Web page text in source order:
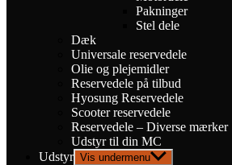
Pakninger
Stel dele
Dæk
Universale reservedele
Olie og plejemidler
Reservedele på tilbud
Hyosung Reservedele
Scooter reservedele
Reservedele – Diverse mærker
Udstyr til din MC
Udstyr Vis undermenu